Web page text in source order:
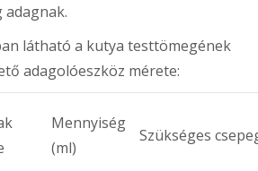
látható a kutya testtömegének
adagolóeszköz mérete:
Mennyiség
(ml)
Szükséges